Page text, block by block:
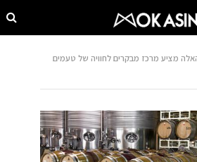
מציע מרכז מבקרים לחוויה של טעמים